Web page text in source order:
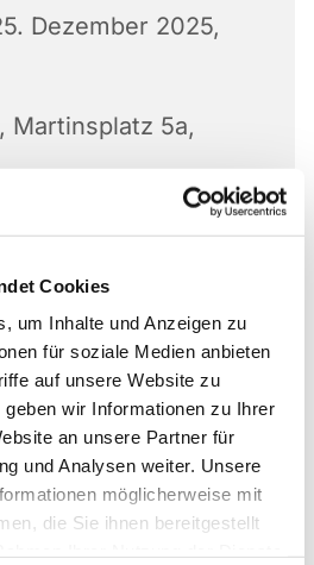
Cookies
um Inhalte und Anzeigen zu
für soziale Medien anbieten
auf unsere Website zu
wir Informationen zu Ihrer
an unsere Partner für
und Analysen weiter. Unsere
möglicherweise mit
die Sie ihnen bereitgestellt
Dezember 2025,
Martinsplatz 5a,